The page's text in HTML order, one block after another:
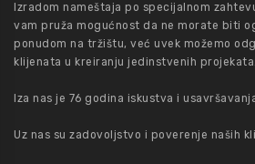
Izradom nameštaja po specijalnom
vam pruža mogućnost da ne morate biti
ponudom na tržištu, već uvek možemo
klijenata u kreiranju jedinstvenih projekata.
Iza nas je 76 godina iskustva i
Uz nas su zadovoljstvo i poverenje naših